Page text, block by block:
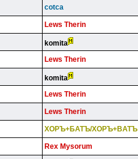
cotca
Lews Therin
komita
Lews Therin
komita
Lews Therin
Lews Therin
XOPЪ+БATЪ/XOPЪ+BATЪ
Rex Mysorum